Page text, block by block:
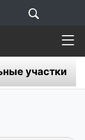
участки